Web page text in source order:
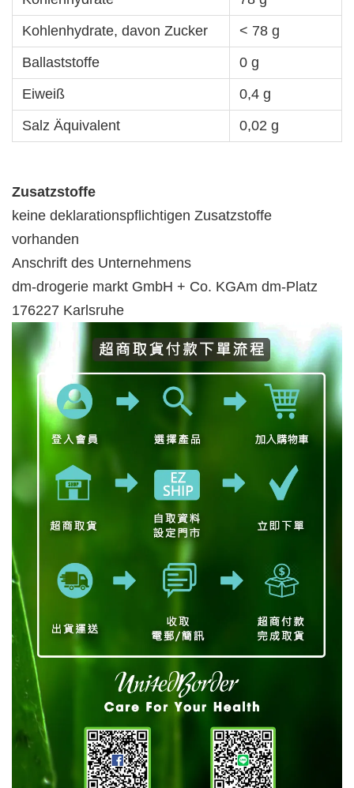
Kohlenhydrate, davon Zucker
< 78 g
Ballaststoffe
0 g
Eiweiß
0,4 g
Salz Äquivalent
0,02 g
Zusatzstoffe
keine deklarationspflichtigen Zusatzstoffe
vorhanden
Anschrift des Unternehmens
dm-drogerie markt GmbH + Co. KGAm dm-Platz
176227 Karlsruhe